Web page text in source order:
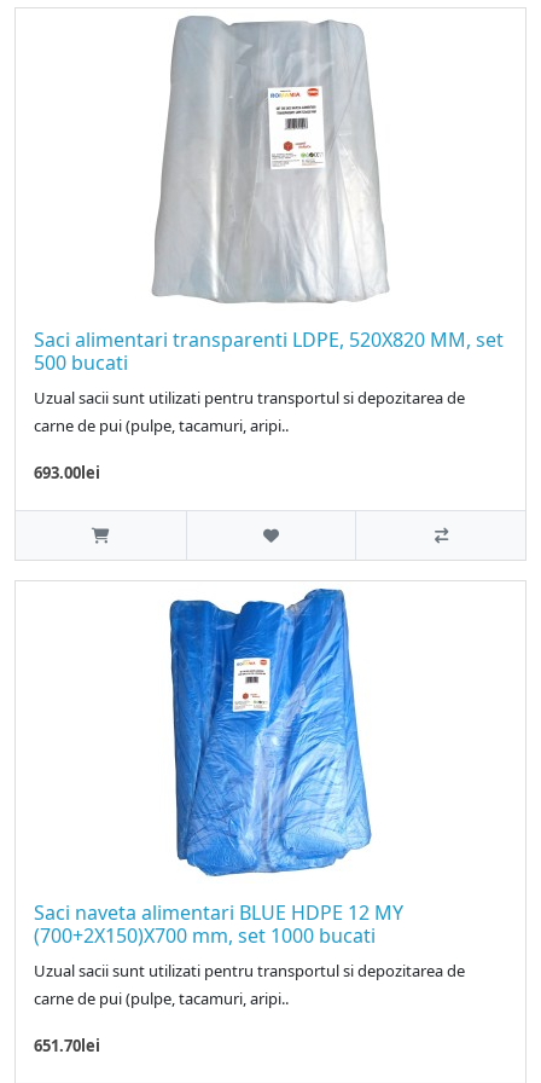
Saci alimentari transparenti LDPE, 520X820 MM, set
500 bucati
Uzual sacii sunt utilizati pentru transportul si depozitarea de
carne de pui (pulpe, tacamuri, aripi..
693.00lei
Saci naveta alimentari BLUE HDPE 12 MY
(700+2X150)X700 mm, set 1000 bucati
Uzual sacii sunt utilizati pentru transportul si depozitarea de
carne de pui (pulpe, tacamuri, aripi..
651.70lei